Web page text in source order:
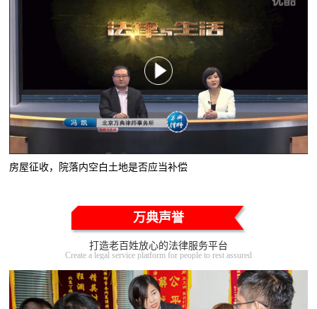
房屋征收，院落内空白土地是否应当补偿
万典声誉
打造老百姓放心的法律服务平台
Create a legal service platform for people to rest assured